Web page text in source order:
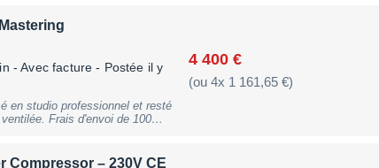
- Avec facture - Postée il y
4 400 €
(ou 4x 1 161,65 €)
Frais d'envoi de 100
Compressor – 230V CE